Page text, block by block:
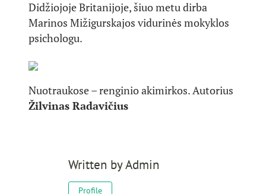
Didžiojoje Britanijoje, šiuo metu dirba
Marinos Mižigurskajos vidurinės mokyklos
psichologu.
Nuotraukose – renginio akimirkos. Autorius
Žilvinas Radavičius
Written byAdmin
Profile